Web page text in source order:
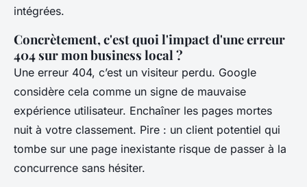
intégrées.
Concrètement, c'est quoi l'impact d'une erreur
404 sur mon business local ?
Une erreur 404, c’est un visiteur perdu. Google
considère cela comme un signe de mauvaise
expérience utilisateur. Enchaîner les pages mortes
nuit à votre classement. Pire : un client potentiel qui
tombe sur une page inexistante risque de passer à la
concurrence sans hésiter.